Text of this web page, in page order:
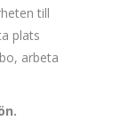
till
plats
arbeta